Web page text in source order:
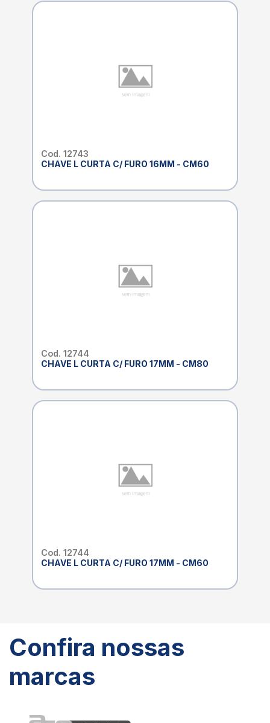
Cod. 12743
CHAVE L CURTA C/ FURO 16MM - CM60
Cod. 12744
CHAVE L CURTA C/ FURO 17MM - CM80
Cod. 12744
CHAVE L CURTA C/ FURO 17MM - CM60
Confira nossas
marcas